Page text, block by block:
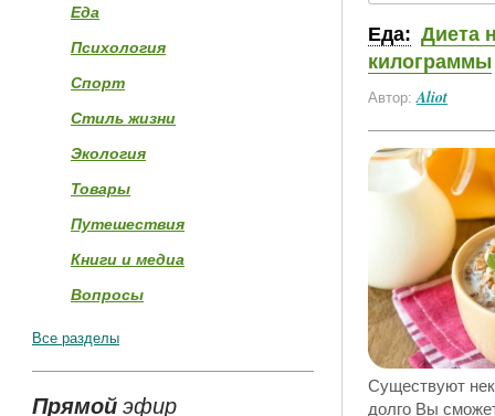
Еда: Диета
килограммы
Автор: Aliot
Существуют
долго Вы
Еда
Психология
Спорт
Стиль жизни
Экология
Товары
Путешествия
Книги и медиа
Вопросы
Все разделы
Прямойэфир